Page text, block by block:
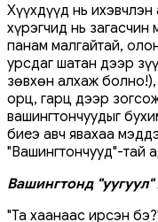
Хүүхдүүд нь
хүрэгчид нь загасчин
панам малгайтай,
урсдаг шатан дээр
зөвхөн алхаж
орц, гарц дээр
вашингтончуудыг
биеэ авч явахаа
"Вашингтончууд"-тай
Вашингтонд "уугуул"
"Та хаанаас ирсэн